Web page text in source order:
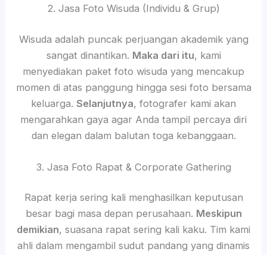
2. Jasa Foto Wisuda (Individu & Grup)
Wisuda adalah puncak perjuangan akademik yang
sangat dinantikan. Maka dari itu, kami
menyediakan paket foto wisuda yang mencakup
momen di atas panggung hingga sesi foto bersama
keluarga. Selanjutnya, fotografer kami akan
mengarahkan gaya agar Anda tampil percaya diri
dan elegan dalam balutan toga kebanggaan.
3. Jasa Foto Rapat & Corporate Gathering
Rapat kerja sering kali menghasilkan keputusan
besar bagi masa depan perusahaan. Meskipun
demikian, suasana rapat sering kali kaku. Tim kami
ahli dalam mengambil sudut pandang yang dinamis